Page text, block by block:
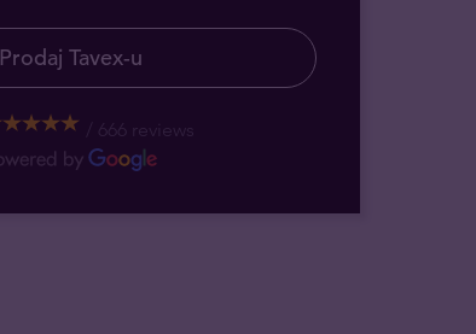
Prodaj Tavex-u
666 reviews